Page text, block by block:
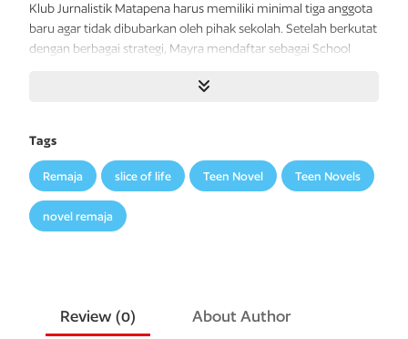
Klub Jurnalistik Matapena harus memiliki minimal tiga anggota
baru agar tidak dibubarkan oleh pihak sekolah. Setelah berkutat
dengan berbagai strategi, Mayra mendaftar sebagai School
Batavia Pos
Padahal, Mayra sudah kelas XII. Ia harus kucing-kucingan
dengan Kak Sonya agar bisa tetap liputan dan berkontribusi
menulis. Namun nilai-nilainya jadi turun, persahabatannya
dengan Arin dan Yumi terganggu, dan yang paling ia benci:
editornya di Snoop, Rig, terus menagih naskah layaknya
Dengan segala konflik yang terjadi, Mayra akhirnya
Tags
Remaja slice of life Teen Novel Teen Novels
novel remaja
Review (0) About Author